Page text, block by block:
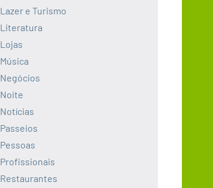
Lazer e Turismo
Literatura
Lojas
Música
Negócios
Noite
Notícias
Passeios
Pessoas
Profissionais
Restaurantes